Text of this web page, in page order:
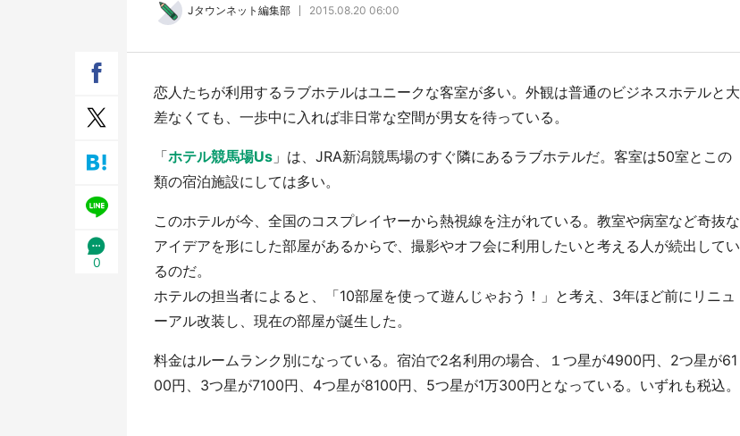
中国 鳥取 島根 岡山
九州 福岡 佐賀 長崎
ラプラス・ダークネスが栃木県を征
服！？ 県公式プロモ動画で「聖地」
『薬屋のひとりごと』の〝舞〟の世界
に入り込む 六本木ヒルズ展望台でコ
／1～10／26】
／1～31】
Jタウンネット編集部 2015.08.20 06:00
0
恋人たちが利用するラブホテルはユニークな客室が多い。外観は普通のビジネスホテルと大
差なくても、一歩中に入れば非日常な空間が男女を待っている。
「ホテル競馬場Us 」は、JRA新潟競馬場のすぐ隣にあるラブホテルだ。客室は50室とこの
類の宿泊施設にしては多い。
このホテルが今、全国のコスプレイヤーから熱視線を注がれている。教室や病室など奇抜な
アイデアを形にした部屋があるからで、撮影やオフ会に利用したいと考える人が続出してい
るのだ。
ホテルの担当者によると、「10部屋を使って遊んじゃおう！」と考え、3年ほど前にリニュ
ーアル改装し、現在の部屋が誕生した。
料金はルームランク別になっている。宿泊で2名利用の場合、１つ星が4900円、2つ星が61
00円、3つ星が7100円、4つ星が8100円、5つ星が1万300円となっている。いずれも税込。